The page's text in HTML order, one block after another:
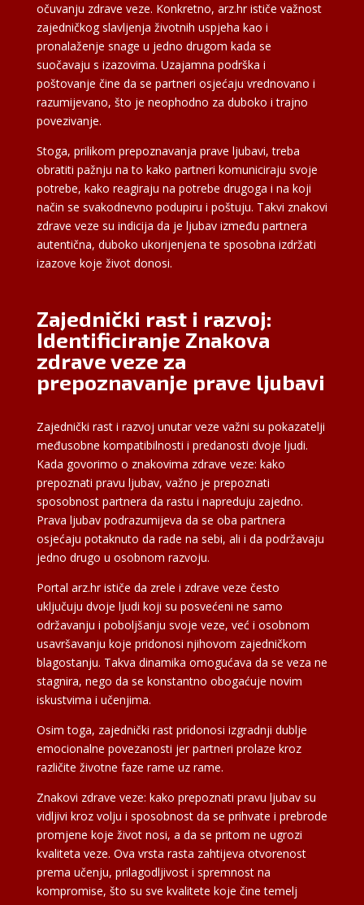
očuvanju zdrave veze. Konkretno, arz.hr ističe važnost
zajedničkog slavljenja životnih uspjeha kao i
pronalaženje snage u jedno drugom kada se
suočavaju s izazovima. Uzajamna podrška i
poštovanje čine da se partneri osjećaju vrednovano i
razumijevano, što je neophodno za duboko i trajno
povezivanje.
Stoga, prilikom prepoznavanja prave ljubavi, treba
obratiti pažnju na to kako partneri komuniciraju svoje
potrebe, kako reagiraju na potrebe drugoga i na koji
način se svakodnevno podupiru i poštuju. Takvi znakovi
zdrave veze su indicija da je ljubav između partnera
autentična, duboko ukorijenjena te sposobna izdržati
izazove koje život donosi.
Zajednički rast i razvoj:
Identificiranje Znakova
zdrave veze za
prepoznavanje prave ljubavi
Zajednički rast i razvoj unutar veze važni su pokazatelji
međusobne kompatibilnosti i predanosti dvoje ljudi.
Kada govorimo o znakovima zdrave veze: kako
prepoznati pravu ljubav, važno je prepoznati
sposobnost partnera da rastu i napreduju zajedno.
Prava ljubav podrazumijeva da se oba partnera
osjećaju potaknuto da rade na sebi, ali i da podržavaju
jedno drugo u osobnom razvoju.
Portal arz.hr ističe da zrele i zdrave veze često
uključuju dvoje ljudi koji su posvećeni ne samo
održavanju i poboljšanju svoje veze, već i osobnom
usavršavanju koje pridonosi njihovom zajedničkom
blagostanju. Takva dinamika omogućava da se veza ne
stagnira, nego da se konstantno obogaćuje novim
iskustvima i učenjima.
Osim toga, zajednički rast pridonosi izgradnji dublje
emocionalne povezanosti jer partneri prolaze kroz
različite životne faze rame uz rame.
Znakovi zdrave veze: kako prepoznati pravu ljubav su
vidljivi kroz volju i sposobnost da se prihvate i prebrode
promjene koje život nosi, a da se pritom ne ugrozi
kvaliteta veze. Ova vrsta rasta zahtijeva otvorenost
prema učenju, prilagodljivost i spremnost na
kompromise, što su sve kvalitete koje čine temelj